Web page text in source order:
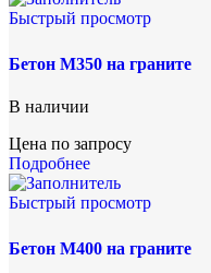
Быстрый просмотр
Бетон М350 на граните
В наличии
Цена по запросу
Подробнее
Быстрый просмотр
Бетон М400 на граните